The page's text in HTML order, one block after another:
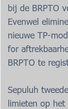
bij de BRPTO
Evenwel
nieuwe TP-
for
BRPTO te
Sepuluh
limieten op